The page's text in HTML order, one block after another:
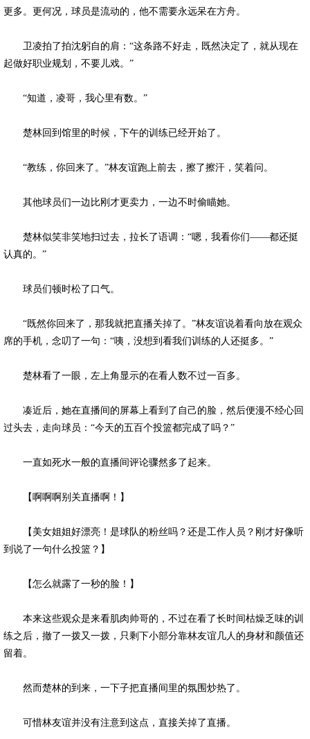
更多。更何况，球员是流动的，他不需要永远呆在方舟。
卫凌拍了拍沈躬自的肩：“这条路不好走，既然决定了，就从现在
起做好职业规划，不要儿戏。”
“知道，凌哥，我心里有数。”
楚林回到馆里的时候，下午的训练已经开始了。
“教练，你回来了。”林友谊跑上前去，擦了擦汗，笑着问。
其他球员们一边比刚才更卖力，一边不时偷瞄她。
楚林似笑非笑地扫过去，拉长了语调：“嗯，我看你们——都还挺
认真的。”
球员们顿时松了口气。
“既然你回来了，那我就把直播关掉了。”林友谊说着看向放在观众
席的手机，念叨了一句：“咦，没想到看我们训练的人还挺多。”
楚林看了一眼，左上角显示的在看人数不过一百多。
凑近后，她在直播间的屏幕上看到了自己的脸，然后便漫不经心回
过头去，走向球员：“今天的五百个投篮都完成了吗？”
一直如死水一般的直播间评论骤然多了起来。
【啊啊啊别关直播啊！】
【美女姐姐好漂亮！是球队的粉丝吗？还是工作人员？刚才好像听
到说了一句什么投篮？】
【怎么就露了一秒的脸！】
本来这些观众是来看肌肉帅哥的，不过在看了长时间枯燥乏味的训
练之后，撤了一拨又一拨，只剩下小部分靠林友谊几人的身材和颜值还
留着。
然而楚林的到来，一下子把直播间里的氛围炒热了。
可惜林友谊并没有注意到这点，直接关掉了直播。